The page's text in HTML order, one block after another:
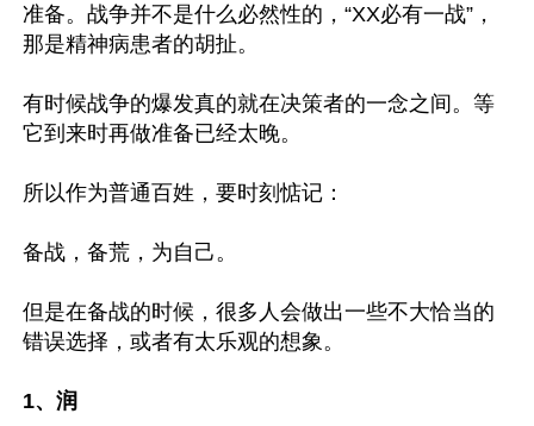
准备。战争并不是什么必然性的，“XX必有一战”，
那是精神病患者的胡扯。
有时候战争的爆发真的就在决策者的一念之间。等
它到来时再做准备已经太晚。
所以作为普通百姓，要时刻惦记：
备战，备荒，为自己。
但是在备战的时候，很多人会做出一些不大恰当的
错误选择，或者有太乐观的想象。
1、润